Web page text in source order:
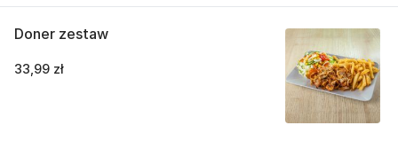
Doner zestaw
33,99 zł